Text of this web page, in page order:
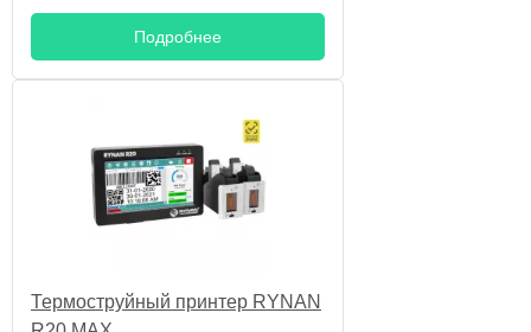
Подробнее
Термоструйный принтер RYNAN